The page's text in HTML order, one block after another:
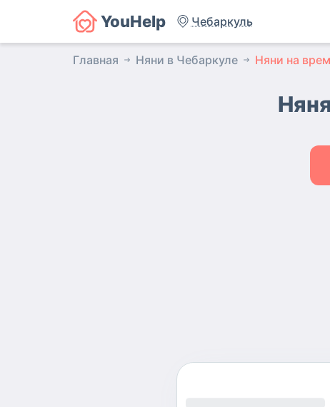
YouHelp Чебаркуль
Главная Няни в Чебаркуле Няни на